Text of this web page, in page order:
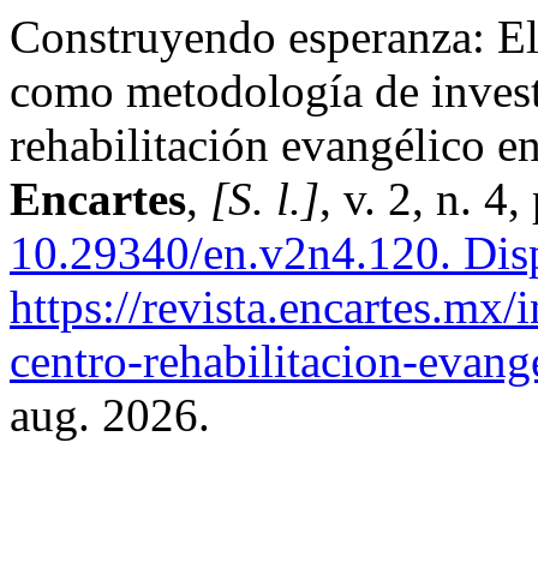
Construyendo esperanza:
como metodología de
rehabilitación evangélico
Encartes, [S. l.], v. 2, n.
10.29340/en.v2n4.120.
https://
centro-rehabilitacion-
aug. 2026.